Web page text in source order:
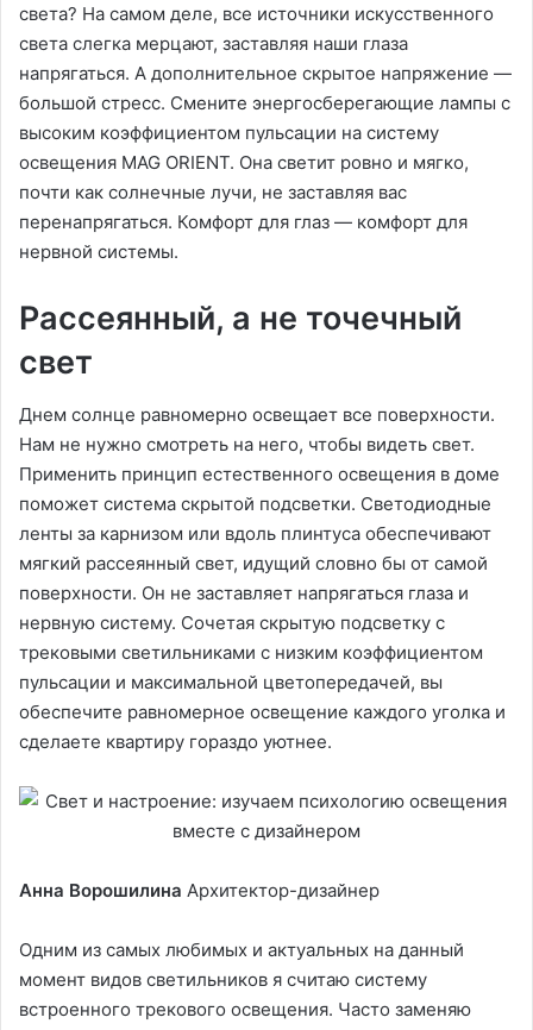
света? На самом деле, все источники искусственного
света слегка мерцают, заставляя наши глаза
напрягаться. А дополнительное скрытое напряжение —
большой стресс. Смените энергосберегающие лампы с
высоким коэффициентом пульсации на систему
освещения MAG ORIENT. Она светит ровно и мягко,
почти как солнечные лучи, не заставляя вас
перенапрягаться. Комфорт для глаз — комфорт для
нервной системы.
Рассеянный, а не точечный
свет
Днем солнце равномерно освещает все поверхности.
Нам не нужно смотреть на него, чтобы видеть свет.
Применить принцип естественного освещения в доме
поможет система скрытой подсветки. Светодиодные
ленты за карнизом или вдоль плинтуса обеспечивают
мягкий рассеянный свет, идущий словно бы от самой
поверхности. Он не заставляет напрягаться глаза и
нервную систему. Сочетая скрытую подсветку с
трековыми светильниками с низким коэффициентом
пульсации и максимальной цветопередачей, вы
обеспечите равномерное освещение каждого уголка и
сделаете квартиру гораздо уютнее.
Анна Ворошилина Архитектор-дизайнер
Одним из самых любимых и актуальных на данный
момент видов светильников я считаю систему
встроенного трекового освещения. Часто заменяю